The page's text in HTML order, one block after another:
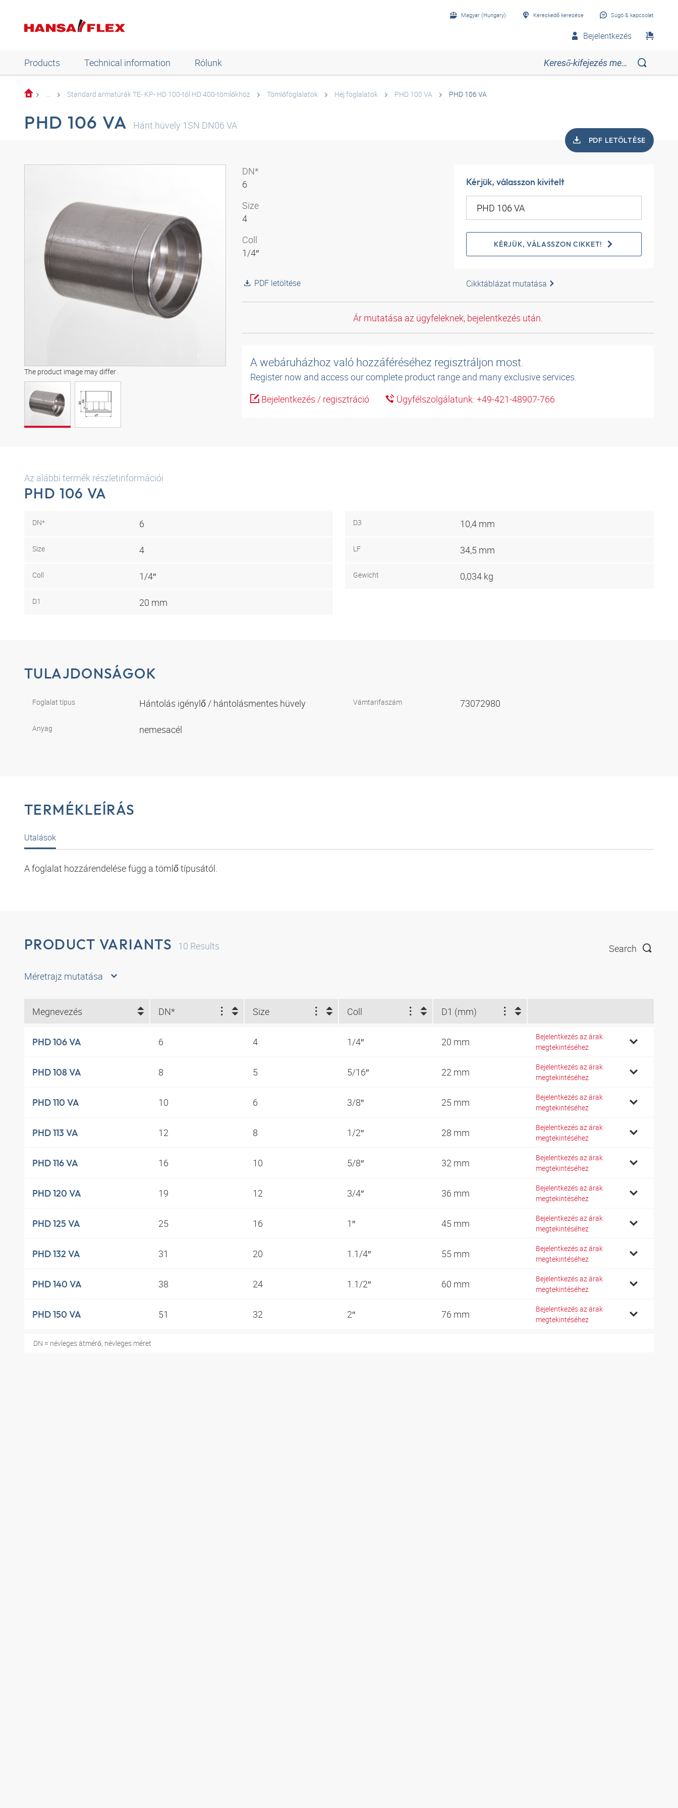
Magyar (Hungary) Kereskedő keresése Súgó & kapcsolat
Bejelentkezés
Products Technical information Rólunk
... Standard armatúrák TE- KP- HD 100-tól HD 400-tömlőkhöz Tömlőfoglalatok Héj foglalatok PHD 100 VA PHD 106 VA
PHD 106 VA Hánt.hüvely 1SN DN06 VA
PDF LETÖLTÉSE
The product image may differ
DN*
6
Size
4
Coll
1/4″
PDF letöltése
Kérjük, válasszon kivitelt
KÉRJÜK, VÁLASSZON CIKKET!
Cikktáblázat mutatása
Ár mutatása az ügyfeleknek, bejelentkezés után.
A webáruházhoz való hozzáféréséhez regisztráljon most.
Register now and access our complete product range and many exclusive services.
Bejelentkezés / regisztráció
Ügyfélszolgálatunk: +49-421-48907-766
Az alábbi termék részletinformációi
PHD 106 VA
DN* 6
Size 4
Coll 1/4″
D1 20 mm
D3 10,4 mm
LF 34,5 mm
Gewicht 0,034 kg
TULAJDONSÁGOK
Foglalat típus Hántolás igénylő / hántolásmentes hüvely
Anyag nemesacél
Vámtarifaszám 73072980
TERMÉKLEÍRÁS
Utalások
A foglalat hozzárendelése függ a tömlő típusától.
PRODUCT VARIANTS 10 Results Search
Méretrajz mutatása
Megnevezés DN* Size Coll D1 (mm)
PHD 106 VA 6 4 1/4″ 20 mm
Bejelentkezés az árak
megtekintéséhez
PHD 108 VA 8 5 5/16″ 22 mm
Bejelentkezés az árak
megtekintéséhez
PHD 110 VA 10 6 3/8″ 25 mm
Bejelentkezés az árak
megtekintéséhez
PHD 113 VA 12 8 1/2″ 28 mm
Bejelentkezés az árak
megtekintéséhez
PHD 116 VA 16 10 5/8″ 32 mm
Bejelentkezés az árak
megtekintéséhez
PHD 120 VA 19 12 3/4″ 36 mm
Bejelentkezés az árak
megtekintéséhez
PHD 125 VA 25 16 1″ 45 mm
Bejelentkezés az árak
megtekintéséhez
PHD 132 VA 31 20 1.1/4″ 55 mm
Bejelentkezés az árak
megtekintéséhez
PHD 140 VA 38 24 1.1/2″ 60 mm
Bejelentkezés az árak
megtekintéséhez
PHD 150 VA 51 32 2″ 76 mm
Bejelentkezés az árak
megtekintéséhez
DN = névleges átmérő, névleges méret